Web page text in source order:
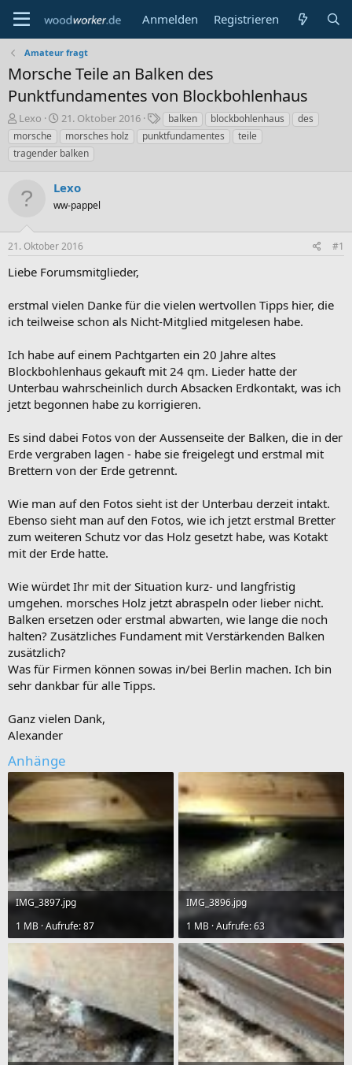
Anmelden Registrieren
Amateur fragt
Morsche Teile an Balken des
Punktfundamentes von Blockbohlenhaus
E
r
s
t
r
Lexo
E
r
s
t
l
l
a
m
21. Oktober 2016
S
c
h
r
balken blockbohlenhaus
des
morsche
morsches holz punktfundamentes
teile
tragender balken
Lexo
ww-pappel
21. Oktober 2016 #1
Liebe Forumsmitglieder,
erstmal vielen Danke für die vielen wertvollen Tipps hier, die
ich teilweise schon als Nicht-Mitglied mitgelesen habe.
Ich habe auf einem Pachtgarten ein 20 Jahre altes
Blockbohlenhaus gekauft mit 24 qm. Lieder hatte der
Unterbau wahrscheinlich durch Absacken Erdkontakt, was ich
jetzt begonnen habe zu korrigieren.
Es sind dabei Fotos von der Aussenseite der Balken, die in der
Erde vergraben lagen - habe sie freigelegt und erstmal mit
Brettern von der Erde getrennt.
Wie man auf den Fotos sieht ist der Unterbau derzeit intakt.
Ebenso sieht man auf den Fotos, wie ich jetzt erstmal Bretter
zum weiteren Schutz vor das Holz gesetzt habe, was Kotakt
mit der Erde hatte.
Wie würdet Ihr mit der Situation kurz- und langfristig
umgehen. morsches Holz jetzt abraspeln oder lieber nicht.
Balken ersetzen oder erstmal abwarten, wie lange die noch
halten? Zusätzliches Fundament mit Verstärkenden Balken
zusätzlich?
Was für Firmen können sowas in/bei Berlin machen. Ich bin
sehr dankbar für alle Tipps.
Ganz vielen Dank,
Alexander
Anhänge
IMG_3897.jpg
1 MB · Aufrufe: 87
IMG_3896.jpg
1 MB · Aufrufe: 63